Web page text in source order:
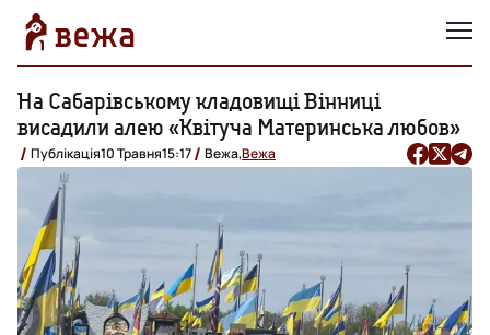
На Сабарівському кладовищі Вінниці
висадили алею «Квітуча Материнська любов»
Публікація10 Травня15:17 Вежа,Вежа